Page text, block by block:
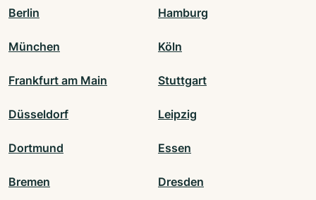
Berlin Hamburg
München Köln
Frankfurt am Main Stuttgart
Düsseldorf Leipzig
Dortmund Essen
Bremen Dresden